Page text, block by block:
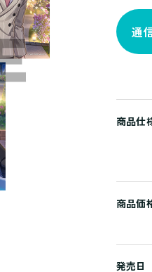
通
細
商品仕
商品価
発売日